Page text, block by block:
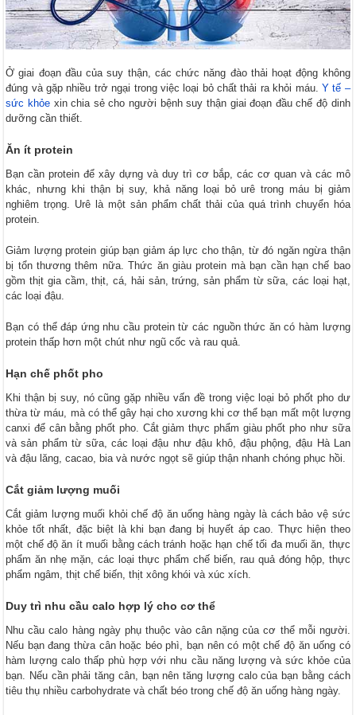
Ở giai đoạn đầu của suy thận, các chức năng đào thải hoạt động không
đúng và gặp nhiều trở ngại trong việc loại bỏ chất thải ra khỏi máu. Y tế –
sức khỏexin chia sẻ cho người bệnh suy thận giai đoạn đầu chế độ dinh
dưỡng cần thiết.
Ăn ít protein
Bạn cần protein để xây dựng và duy trì cơ bắp, các cơ quan và các mô
khác, nhưng khi thận bị suy, khả năng loại bỏ urê trong máu bị giảm
nghiêm trọng. Urê là một sản phẩm chất thải của quá trình chuyển hóa
protein.
Giảm lượng protein giúp bạn giảm áp lực cho thận, từ đó ngăn ngừa thận
bị tổn thương thêm nữa. Thức ăn giàu protein mà bạn cần hạn chế bao
gồm thịt gia cầm, thịt, cá, hải sản, trứng, sản phẩm từ sữa, các loại hạt,
các loại đậu.
Bạn có thể đáp ứng nhu cầu protein từ các nguồn thức ăn có hàm lượng
protein thấp hơn một chút như ngũ cốc và rau quả.
Hạn chế phốt pho
Khi thận bị suy, nó cũng gặp nhiều vấn đề trong việc loại bỏ phốt pho dư
thừa từ máu, mà có thể gây hại cho xương khi cơ thể bạn mất một lượng
canxi để cân bằng phốt pho. Cắt giảm thực phẩm giàu phốt pho như sữa
và sản phẩm từ sữa, các loại đậu như đậu khô, đậu phộng, đậu Hà Lan
và đậu lăng, cacao, bia và nước ngọt sẽ giúp thận nhanh chóng phục hồi.
Cắt giảm lượng muối
Cắt giảm lượng muối khỏi chế độ ăn uống hàng ngày là cách bảo vệ sức
khỏe tốt nhất, đặc biệt là khi bạn đang bị huyết áp cao. Thực hiện theo
một chế độ ăn ít muối bằng cách tránh hoặc hạn chế tối đa muối ăn, thực
phẩm ăn nhẹ mặn, các loại thực phẩm chế biến, rau quả đóng hộp, thực
phẩm ngâm, thịt chế biến, thịt xông khói và xúc xích.
Duy trì nhu cầu calo hợp lý cho cơ thể
Nhu cầu calo hàng ngày phụ thuộc vào cân nặng của cơ thể mỗi người.
Nếu bạn đang thừa cân hoặc béo phì, bạn nên có một chế độ ăn uống có
hàm lượng calo thấp phù hợp với nhu cầu năng lượng và sức khỏe của
bạn. Nếu cần phải tăng cân, bạn nên tăng lượng calo của bạn bằng cách
tiêu thụ nhiều carbohydrate và chất béo trong chế độ ăn uống hàng ngày.